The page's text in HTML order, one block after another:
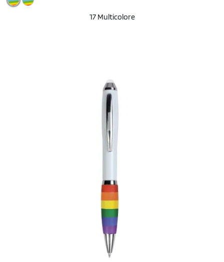
17 Multicolore